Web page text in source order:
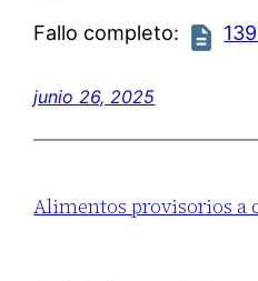
Fallo completo:
junio 26, 2025
Alimentos provisorios a